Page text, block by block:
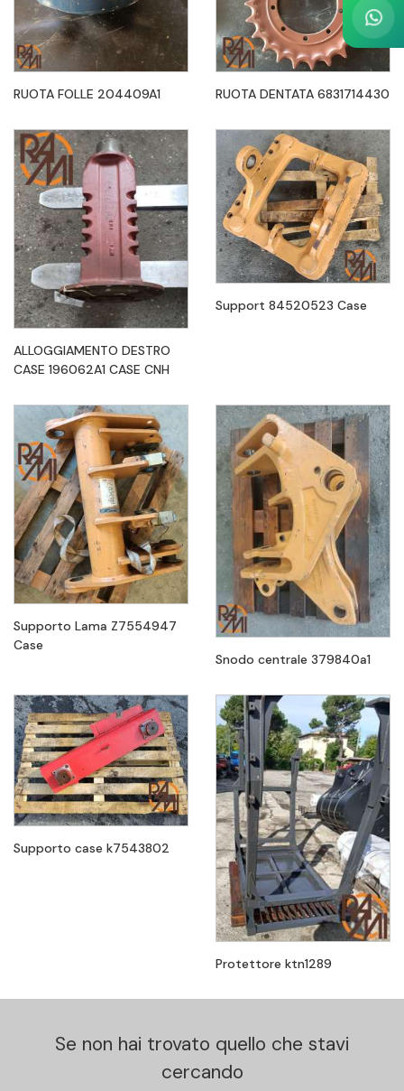
RUOTA FOLLE 204409A1 RUOTA DENTATA 6831714430
ALLOGGIAMENTO DESTRO
CASE 196062A1 CASE CNH
Support 84520523 Case
Supporto Lama Z7554947
Case
Snodo centrale 379840a1
Supporto case k7543802
Protettore ktn1289
Se non hai trovato quello che stavi
cercando